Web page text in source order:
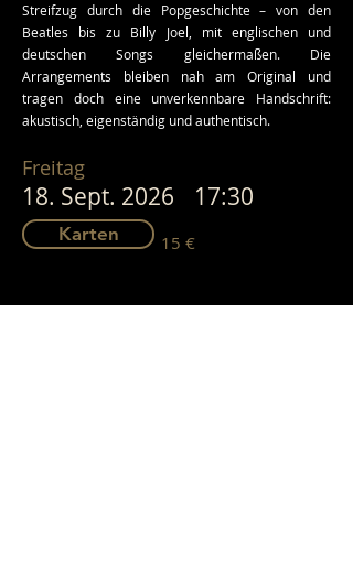
Streifzug durch die Popgeschichte – von den
Beatles bis zu Billy Joel, mit englischen und
deutschen Songs gleichermaßen. Die
Arrangements bleiben nah am Original und
tragen doch eine unverkennbare Handschrift:
akustisch, eigenständig und authentisch.
Freitag
18. Sept. 2026 17:30
Karten 15 €